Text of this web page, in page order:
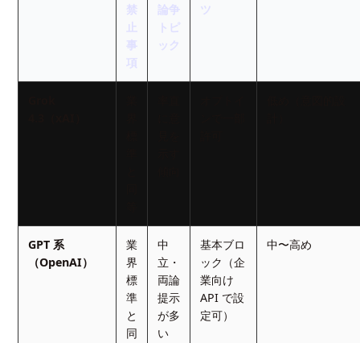
禁
止
事
項
論争
トピ
ック
ツ
GPT 系
（OpenAI）
業
界
標
準
と
同
中
立・
両論
提示
が多
い
基本ブロ
ック（企
業向け
API で設
定可）
中〜高め